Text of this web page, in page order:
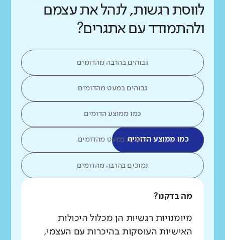
לווסת רגשות, לנהל את עצמם
ולהתמודד עם אתגרים?
גבוהים בהרבה מהדומים
גבוהים במעט מהדומים
כמו ממוצע הדומים
כמו ממוצע הדומיםנמוכים במעט מהדומים
נמוכים בהרבה מהדומים
מה בדקנו?
מיומנויות רגשיות הן מכלול היכולות
האישיות העוסקות בהיכרות עם העצמי,